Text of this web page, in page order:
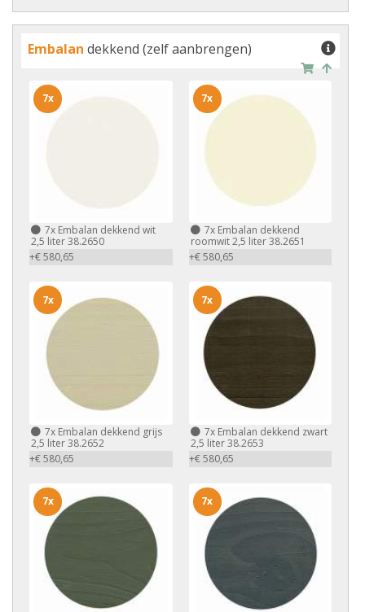
Embalan dekkend (zelf aanbrengen)
7x Embalan dekkend wit
2,5 liter 38.2650
+€ 580,65
7x
7xEmbalan dekkend
roomwit 2,5 liter 38.2651
+€ 580,65
7x
7x Embalan dekkend grijs
2,5 liter 38.2652
+€ 580,65
7x
7xEmbalan dekkend zwart
2,5 liter 38.2653
+€ 580,65
7x
7x 7x